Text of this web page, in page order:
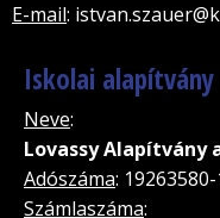
E-mail:
Iskolai alapítvány
Neve:
Lovassy Alapítvány
Adószáma:
Számlaszáma: